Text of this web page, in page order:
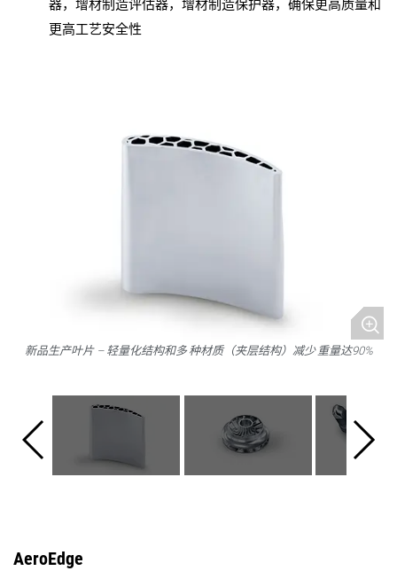
器，增材制造评估器，增材制造保护器，确保更高质量和
更高工艺安全性
新品生产叶片 – 轻量化结构和多 种材质（夹层结构）减少 重量达90%
AeroEdge